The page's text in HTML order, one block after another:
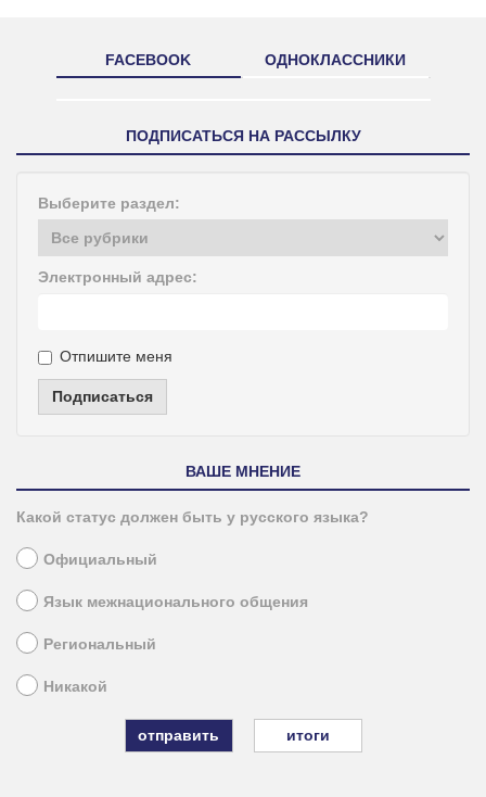
FACEBOOK ОДНОКЛАССНИКИ
ПОДПИСАТЬСЯ НА РАССЫЛКУ
Выберите раздел:
Электронный адрес:
Отпишите меня
Подписаться
ВАШЕ МНЕНИЕ
Какой статус должен быть у русского языка?
Официальный
Язык межнационального общения
Региональный
Никакой
итоги